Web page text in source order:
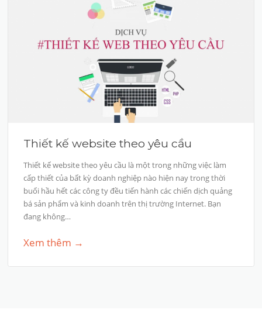
Thiết kế website theo yêu cầu
Thiết kế website theo yêu cầu là một trong những việc làm
cấp thiết của bất kỳ doanh nghiệp nào hiện nay trong thời
buổi hầu hết các công ty đều tiến hành các chiến dịch quảng
bá sản phẩm và kinh doanh trên thị trường Internet. Bạn
đang không…
Xem thêm →